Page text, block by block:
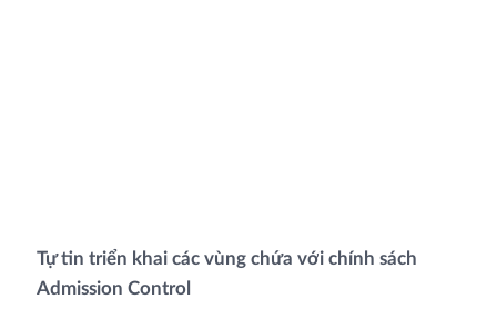
Tự tin triển khai các vùng chứa với chính sách
Admission Control